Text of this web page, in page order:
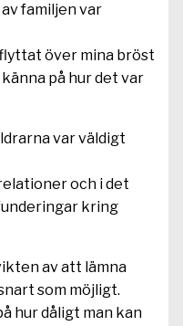
familjen var
över mina bröst
på hur det var
var väldigt
och i det
kring
av att lämna
som möjligt.
hur dåligt man kan